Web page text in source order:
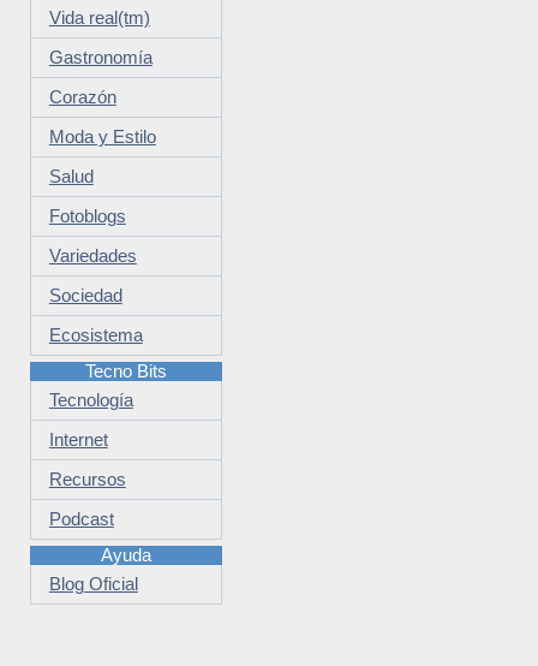
Vida real(tm)
Gastronomía
Corazón
Moda y Estilo
Salud
Fotoblogs
Variedades
Sociedad
Ecosistema
Tecno Bits
Tecnología
Internet
Recursos
Podcast
Ayuda
Blog Oficial